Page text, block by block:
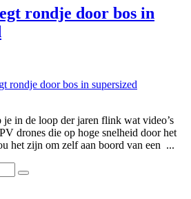
rondje door bos in
in de loop der jaren flink wat video’s
drones die op hoge snelheid door het
het zijn om zelf aan boord van een ...